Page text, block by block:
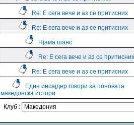
Re: Е сега вече и аз се притисних
Re: Е сега вече и аз се притисних
Нјама шанс
Re: Е сега вече и аз се притисних
Re: Е сега вече и аз се притисних
Един инсајдер говори за поновата
македонска истори
Клуб :